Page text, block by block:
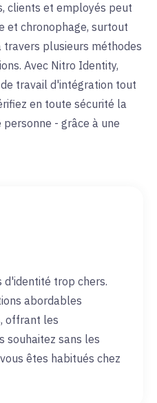
clients et employés peut
et chronophage, surtout
plusieurs méthodes
Avec Nitro Identity,
travail d'intégration tout
en toute sécurité la
- grâce à une
d'identité trop chers.
abordables
offrant les
souhaitez sans les
êtes habitués chez